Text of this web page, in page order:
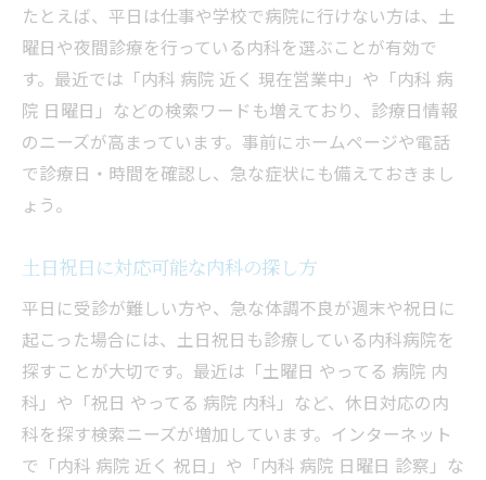
たとえば、平日は仕事や学校で病院に行けない方は、土
曜日や夜間診療を行っている内科を選ぶことが有効で
す。最近では「内科 病院 近く 現在営業中」や「内科 病
院 日曜日」などの検索ワードも増えており、診療日情報
のニーズが高まっています。事前にホームページや電話
で診療日・時間を確認し、急な症状にも備えておきまし
ょう。
土日祝日に対応可能な内科の探し方
平日に受診が難しい方や、急な体調不良が週末や祝日に
起こった場合には、土日祝日も診療している内科病院を
探すことが大切です。最近は「土曜日 やってる 病院 内
科」や「祝日 やってる 病院 内科」など、休日対応の内
科を探す検索ニーズが増加しています。インターネット
で「内科 病院 近く 祝日」や「内科 病院 日曜日 診察」な